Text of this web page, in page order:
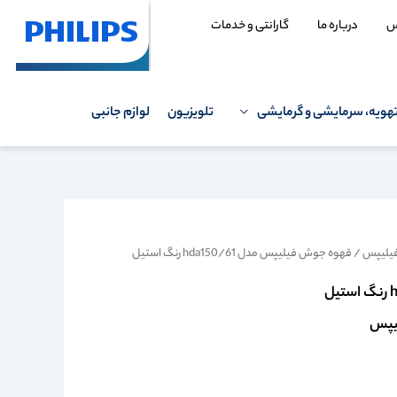
درباره ما گارانتی و خدمات
سرمایشی و گرمایشی تلویزیون لوازم جانبی
/ قهوه جوش فیلیپس مدل hda150/61 رنگ استیل